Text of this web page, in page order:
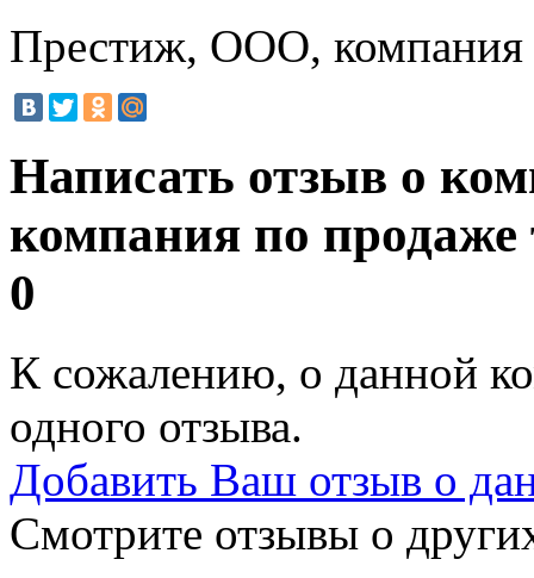
Престиж, ООО, компания
Написать отзыв о
компания по
0
К сожалению, о данной
одного отзыва.
Добавить Ваш отзыв о
Смотрите отзывы о